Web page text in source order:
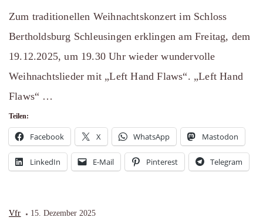
Zum traditionellen Weihnachtskonzert im Schloss
Bertholdsburg Schleusingen erklingen am Freitag, dem
19.12.2025, um 19.30 Uhr wieder wundervolle
Weihnachtslieder mit „Left Hand Flaws“. „Left Hand
Flaws“ …
Teilen:
Facebook X WhatsApp Mastodon
LinkedIn E-Mail Pinterest Telegram
Vfr 15. Dezember 2025